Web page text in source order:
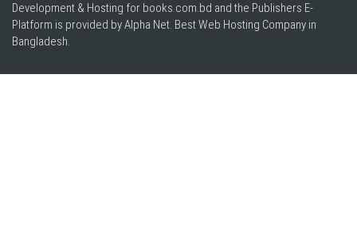
Development & Hosting for books.com.bd and the Publishers E-
Platform is provided by Alpha Net. BestWeb Hosting Company in
Bangladesh.